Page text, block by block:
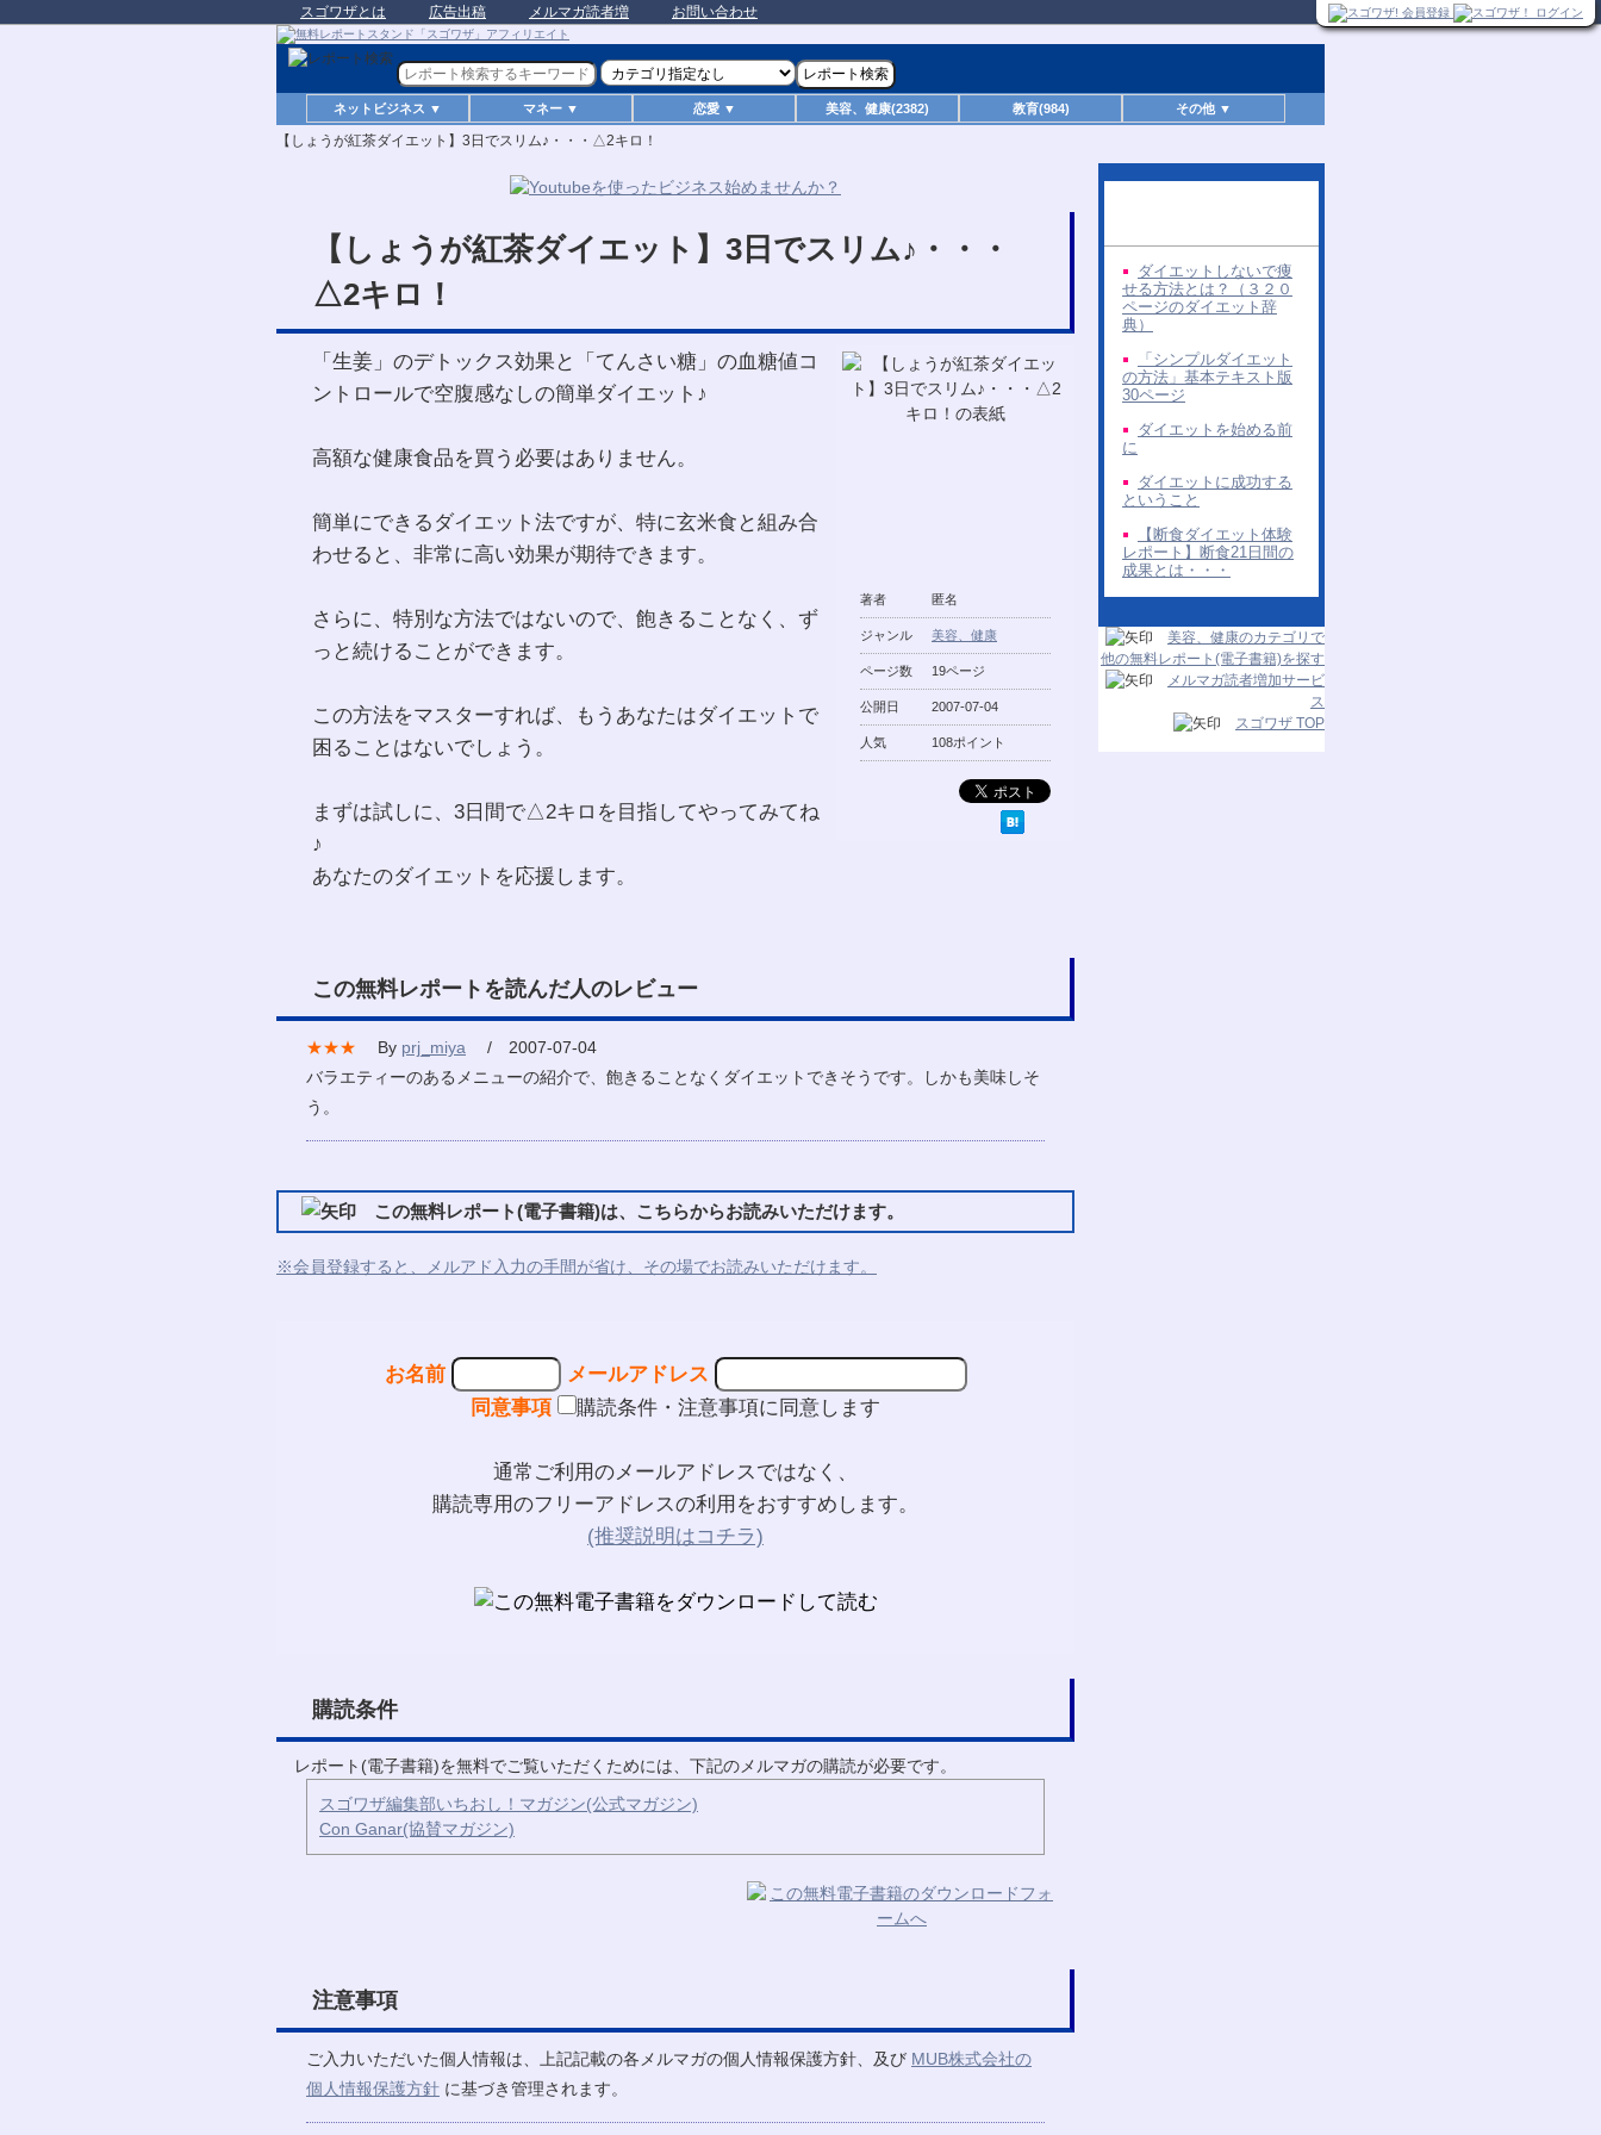
スゴワザとは 広告出稿 メルマガ読者増 お問い合わせ
ネットビジネス ▼ マネー ▼ 恋愛 ▼ 美容、健康(2382) 教育(984) その他 ▼
【しょうが紅茶ダイエット】3日でスリム♪・・・△2キロ！
【しょうが紅茶ダイエット】3日でスリム♪・・・
△2キロ！
著者 匿名
ジャンル 美容、健康
ページ数 19ページ
公開日 2007-07-04
人気 108ポイント
「生姜」のデトックス効果と「てんさい糖」の血糖値コ
ントロールで空腹感なしの簡単ダイエット♪
高額な健康食品を買う必要はありません。
簡単にできるダイエット法ですが、特に玄米食と組み合
わせると、非常に高い効果が期待できます。
さらに、特別な方法ではないので、飽きることなく、ず
っと続けることができます。
この方法をマスターすれば、もうあなたはダイエットで
困ることはないでしょう。
まずは試しに、3日間で△2キロを目指してやってみてね
♪
あなたのダイエットを応援します。
この無料レポートを読んだ人のレビュー
★★★ By prj_miya / 2007-07-04
バラエティーのあるメニューの紹介で、飽きることなくダイエットできそうです。しかも美味しそ
う。
この無料レポート(電子書籍)は、こちらからお読みいただけます。
※会員登録すると、メルアド入力の手間が省け、その場でお読みいただけます。
お名前
メールアドレス
同意事項
購読条件・注意事項に同意します
通常ご利用のメールアドレスではなく、
購読専用のフリーアドレスの利用をおすすめします。
(推奨説明はコチラ)
購読条件
レポート(電子書籍)を無料でご覧いただくためには、下記のメルマガの購読が必要です。
スゴワザ編集部いちおし！マガジン(公式マガジン)
Con Ganar(協賛マガジン)
注意事項
ご入力いただいた個人情報は、上記記載の各メルマガの個人情報保護方針、及び MUB株式会社の
個人情報保護方針 に基づき管理されます。
ダイエットしないで痩
せる方法とは？（３２０
ページのダイエット辞
典）
「シンプルダイエット
の方法」基本テキスト版
30ページ
ダイエットを始める前
に
ダイエットに成功する
ということ
【断食ダイエット体験
レポート】断食21日間の
成果とは・・・
美容、健康のカテゴリで
他の無料レポート(電子書籍)を探す
メルマガ読者増加サービ
ス
スゴワザ TOP